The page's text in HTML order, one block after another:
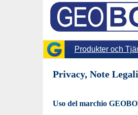
Produkter och
Privacy, Note
Uso del marchio